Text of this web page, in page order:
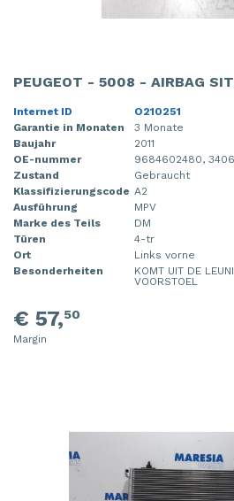
PEUGEOT - 5008 - AIRBAG
Internet ID
O210251
Garantie in Monaten
3 Monate
Baujahr
2011
OE-nummer
9684602480,
Zustand
Gebraucht
Klassifizierungscode A2
Ausführung
MPV
Marke des Teils
DM
Türen
4-tr
Ort
Links vorne
Besonderheiten
KOMT UIT DE
VOORSTOEL
€ 57,50
Margin